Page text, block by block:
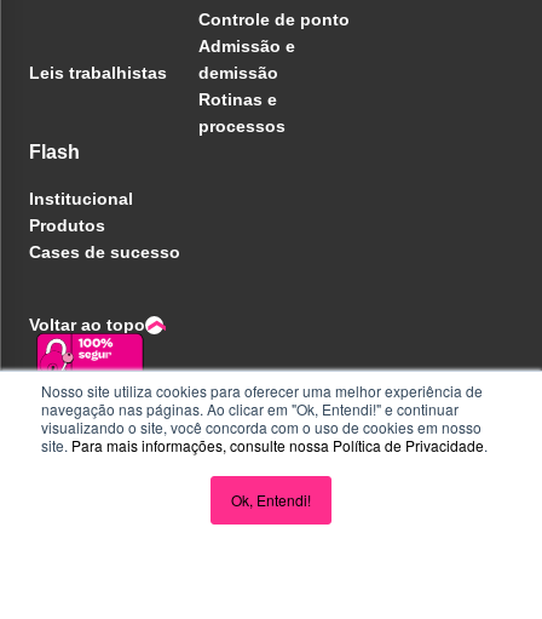
Nosso site utiliza cookies para oferecer uma melhor experiência de
navegação nas páginas. Ao clicar em "Ok, Entendi!" e continuar
visualizando o site, você concorda com o uso de cookies em nosso
site. Para mais informações, consulte nossa Política de Privacidade.
Ok, Entendi!
Leis trabalhistas
Controle de ponto
Admissão e
demissão
Rotinas e
processos
Flash
Institucional
Produtos
Cases de sucesso
Voltar ao topo
Política de privacidade
Central de ajuda
Liberdade e Privacidade